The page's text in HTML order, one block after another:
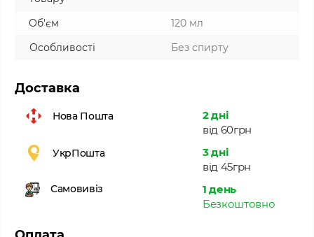
Об'єм
120 мл
Особливості
Без спирту
Доставка
Нова Пошта
2 дні
від 60грн
УкрПошта
3 дні
від 45грн
Самовивіз
1 день
Безкоштовно